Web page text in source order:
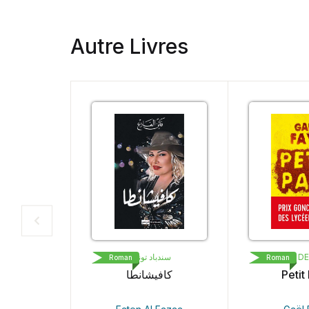
Autre Livres
LIVRE DE POCHE
Petit Pays
Roman Roman